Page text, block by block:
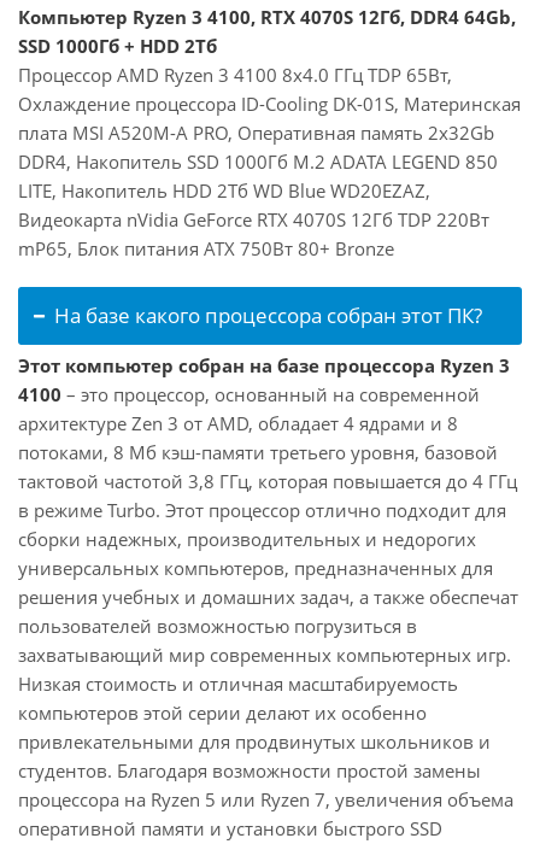
Компьютер Ryzen 3 4100, RTX 4070S 12Гб, DDR4 64Gb,
SSD 1000Гб + HDD 2Тб
Процессор AMD Ryzen 3 4100 8x4.0 ГГц TDP 65Вт,
Охлаждение процессора ID-Cooling DK-01S, Материнская
плата MSI A520M-A PRO, Оперативная память 2x32Gb
DDR4, Накопитель SSD 1000Гб M.2 ADATA LEGEND 850
LITE, Накопитель HDD 2Тб WD Blue WD20EZAZ,
Видеокарта nVidia GeForce RTX 4070S 12Гб TDP 220Вт
mP65, Блок питания ATX 750Вт 80+ Bronze
На базе какого процессора собран этот ПК?
Этот компьютер собран на базе процессора Ryzen 3
4100 – это процессор, основанный на современной
архитектуре Zen 3 от AMD, обладает 4 ядрами и 8
потоками, 8 Мб кэш-памяти третьего уровня, базовой
тактовой частотой 3,8 ГГц, которая повышается до 4 ГГц
в режиме Turbo. Этот процессор отлично подходит для
сборки надежных, производительных и недорогих
универсальных компьютеров, предназначенных для
решения учебных и домашних задач, а также обеспечат
пользователей возможностью погрузиться в
захватывающий мир современных компьютерных игр.
Низкая стоимость и отличная масштабируемость
компьютеров этой серии делают их особенно
привлекательными для продвинутых школьников и
студентов. Благодаря возможности простой замены
процессора на Ryzen 5 или Ryzen 7, увеличения объема
оперативной памяти и установки быстрого SSD